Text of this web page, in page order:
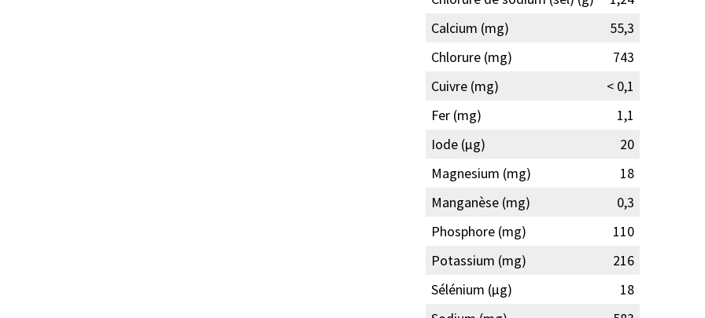
Calcium (mg)
55,3
Chlorure (mg)
743
Cuivre (mg)
< 0,1
Fer (mg)
1,1
Iode (µg)
20
Magnesium (mg)
18
Manganèse (mg)
0,3
Phosphore (mg)
110
Potassium (mg)
216
Sélénium (µg)
18